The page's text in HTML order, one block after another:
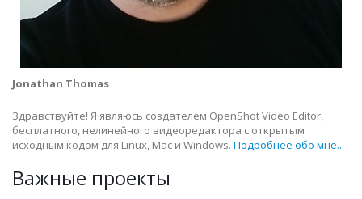
Jonathan Thomas
Здравствуйте! Я являюсь создателем OpenShot Video Editor,
бесплатного, нелинейного видеоредактора с открытым
исходным кодом для Linux, Mac и Windows. Подробнее обо мне...
Важные проекты